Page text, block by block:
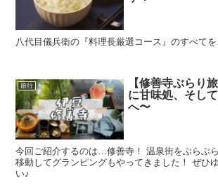
八代目儀兵衛の『料理長厳選コース』のすべてを
旅行
【修善寺ぶらり
に甘味処、そし
へ〜
今回ご紹介するのは…修善寺！ 温泉街をぶらぶ
移動してグランピングもやってきました！ ぜひ
い♪